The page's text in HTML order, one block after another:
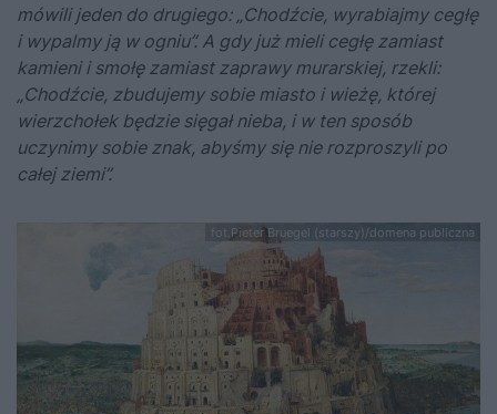
mówili jeden do drugiego: „Chodźcie, wyrabiajmy cegłę
i wypalmy ją w ogniu”. A gdy już mieli cegłę zamiast
kamieni i smołę zamiast zaprawy murarskiej, rzekli:
„Chodźcie, zbudujemy sobie miasto i wieżę, której
wierzchołek będzie sięgał nieba, i w ten sposób
uczynimy sobie znak, abyśmy się nie rozproszyli po
całej ziemi”.
fot.Pieter Bruegel (starszy)/domena publiczna